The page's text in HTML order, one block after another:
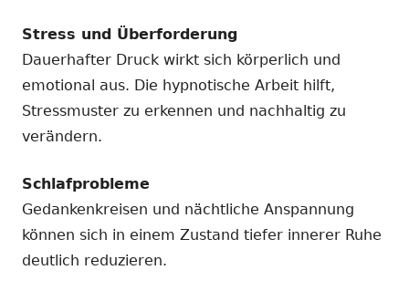
Stress und Überforderung
Dauerhafter Druck wirkt sich körperlich und
emotional aus. Die hypnotische Arbeit hilft,
Stressmuster zu erkennen und nachhaltig zu
verändern.
Schlafprobleme
Gedankenkreisen und nächtliche Anspannung
können sich in einem Zustand tiefer innerer Ruhe
deutlich reduzieren.